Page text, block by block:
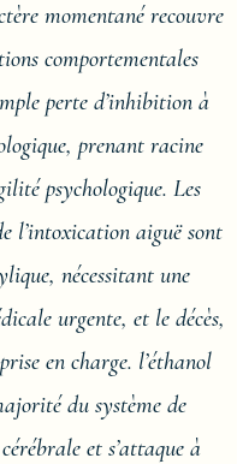
momentané recouvre
comportementales
perte d’inhibition à
prenant racine
psychologique. Les
l’intoxication aiguë sont
nécessitant une
urgente, et le décès,
en charge. l’éthanol
du système de
et s’attaque à